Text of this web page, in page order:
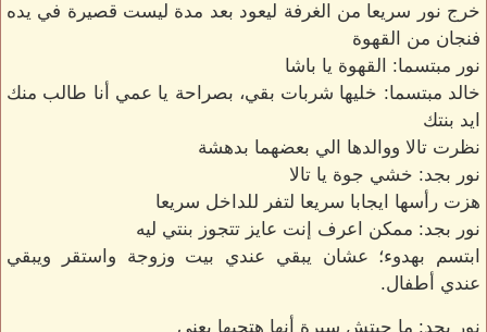
خرج نور سريعا من الغرفة ليعود بعد مدة ليست قصيرة في يده
فنجان من القهوة
نور مبتسما: القهوة يا باشا
خالد مبتسما: خليها شربات بقي، بصراحة يا عمي أنا طالب منك
ايد بنتك
نظرت تالا ووالدها الي بعضهما بدهشة
نور بجد: خشي جوة يا تالا
هزت رأسها ايجابا سريعا لتفر للداخل سريعا
نور بجد: ممكن اعرف إنت عايز تتجوز بنتي ليه
ابتسم بهدوء؛ عشان يبقي عندي بيت وزوجة واستقر ويبقي
عندي أطفال.
نور بجد: ما جبتش سيرة أنها هتحبها يعني